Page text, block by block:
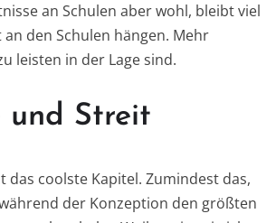
an Schulen aber wohl, bleibt viel
den Schulen hängen. Mehr
leisten in der Lage sind.
und Streit
das coolste Kapitel. Zumindest das,
der Konzeption den größten